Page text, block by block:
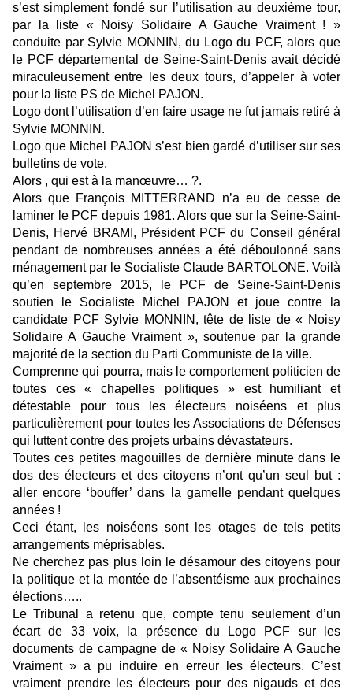
s’est simplement fondé sur l’utilisation au deuxième tour,
par la liste « Noisy Solidaire A Gauche Vraiment ! »
conduite par Sylvie MONNIN, du Logo du PCF, alors que
le PCF départemental de Seine-Saint-Denis avait décidé
miraculeusement entre les deux tours, d’appeler à voter
pour la liste PS de Michel PAJON.
Logo dont l’utilisation d’en faire usage ne fut jamais retiré à
Sylvie MONNIN.
Logo que Michel PAJON s’est bien gardé d’utiliser sur ses
bulletins de vote.
Alors , qui est à la manœuvre… ?.
Alors que François MITTERRAND n’a eu de cesse de
laminer le PCF depuis 1981. Alors que sur la Seine-Saint-
Denis, Hervé BRAMI, Président PCF du Conseil général
pendant de nombreuses années a été déboulonné sans
ménagement par le Socialiste Claude BARTOLONE. Voilà
qu’en septembre 2015, le PCF de Seine-Saint-Denis
soutien le Socialiste Michel PAJON et joue contre la
candidate PCF Sylvie MONNIN, tête de liste de « Noisy
Solidaire A Gauche Vraiment », soutenue par la grande
majorité de la section du Parti Communiste de la ville.
Comprenne qui pourra, mais le comportement politicien de
toutes ces « chapelles politiques » est humiliant et
détestable pour tous les électeurs noiséens et plus
particulièrement pour toutes les Associations de Défenses
qui luttent contre des projets urbains dévastateurs.
Toutes ces petites magouilles de dernière minute dans le
dos des électeurs et des citoyens n’ont qu’un seul but :
aller encore ‘bouffer’ dans la gamelle pendant quelques
années !
Ceci étant, les noiséens sont les otages de tels petits
arrangements méprisables.
Ne cherchez pas plus loin le désamour des citoyens pour
la politique et la montée de l’absentéisme aux prochaines
élections…..
Le Tribunal a retenu que, compte tenu seulement d’un
écart de 33 voix, la présence du Logo PCF sur les
documents de campagne de « Noisy Solidaire A Gauche
Vraiment » a pu induire en erreur les électeurs. C’est
vraiment prendre les électeurs pour des nigauds et des